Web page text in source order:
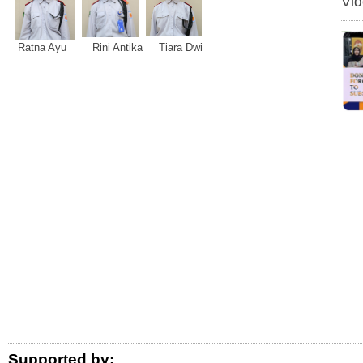
Ratna Ayu Rini Antika Tiara Dwi
Supported by: